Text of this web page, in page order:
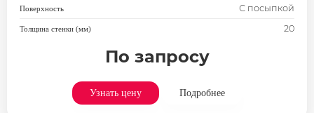
Поверхность С посыпкой
Толщина стенки (мм) 20
По запросу
Узнать цену Подробнее